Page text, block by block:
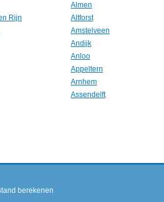
Almen
Rijn Altforst
Amstelveen
Andijk
Anloo
Appeltern
Arnhem
Assendelft
berekenen